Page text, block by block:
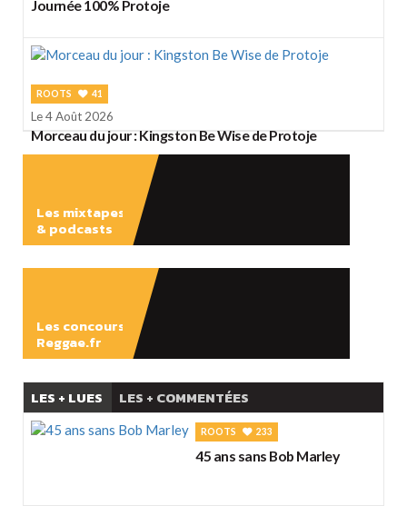
Journée 100% Protoje
ROOTS 41
Le 4 Août 2026
Morceau du jour : Kingston Be Wise de Protoje
Les mixtapes
& podcasts
Les concours
Reggae.fr
LES + LUES LES + COMMENTÉES
ROOTS 233
45 ans sans Bob Marley